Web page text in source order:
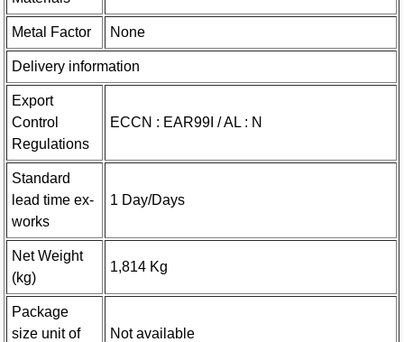
Metal Factor None
Delivery information
Export
Control
Regulations
ECCN : EAR99I / AL : N
Standard
lead time ex-
works
1 Day/Days
Net Weight
(kg)
1,814 Kg
Package
size unit of
Not available